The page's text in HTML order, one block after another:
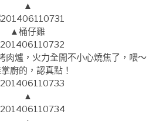
▲
▲桶仔雞
肉爐，火力全開不小心燒焦了，喂～
廚的，認真點！
▲